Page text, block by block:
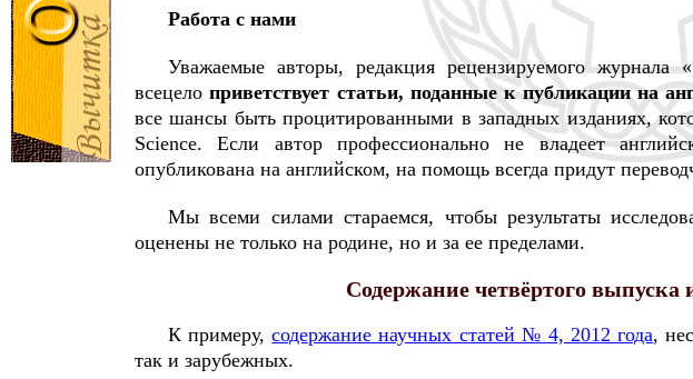
Работа с нами
Уважаемые авторы, редакция рецензируемого журнала
всецелоприветствует статьи, поданные к публикации на
все шансы быть процитированными в западных изданиях,
Science. Если автор профессионально не владеет
опубликована на английском, на помощь всегда придут
Мы всеми силами стараемся, чтобы результаты
оценены не только на родине, но и за ее пределами.
Содержание четвёртого выпуска
К примеру,содержание научных статей № 4, 2012 года,
так и зарубежных.